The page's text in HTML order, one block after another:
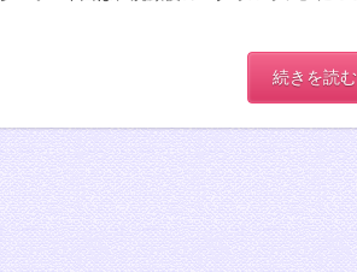
続きを読む